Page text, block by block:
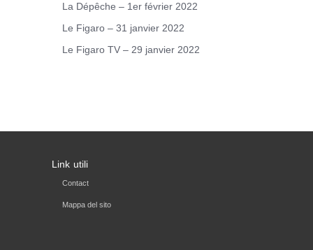
La Dépêche – 1er février 2022
Le Figaro – 31 janvier 2022
Le Figaro TV – 29 janvier 2022
Link utili
Contact
Mappa del sito